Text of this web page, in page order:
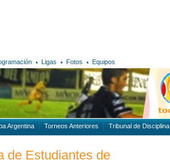
Ligas Fotos Equipos
Argentina Torneos Anteriores Tribunal de Disciplina
de Estudiantes de